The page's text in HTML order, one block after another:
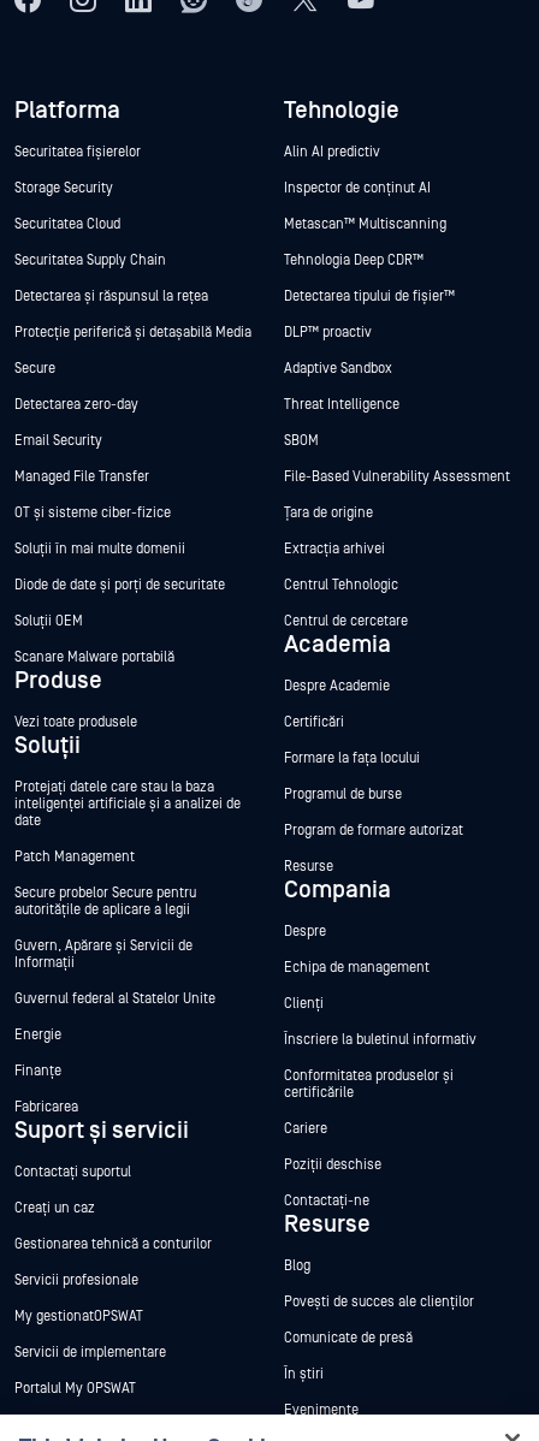
Platforma
Securitatea fișierelor
Storage Security
Securitatea Cloud
Securitatea Supply Chain
Detectarea și răspunsul la rețea
Protecție periferică și detașabilă Media
Secure
Detectarea zero-day
Email Security
Managed File Transfer
OT și sisteme ciber-fizice
Soluții în mai multe domenii
Diode de date și porți de securitate
Soluții OEM
Scanare Malware portabilă
Produse
Vezi toate produsele
Soluții
Protejați datele care stau la baza
inteligenței artificiale și a analizei de
date
Patch Management
Secure probelor Secure pentru
autoritățile de aplicare a legii
Guvern, Apărare și Servicii de
Informații
Guvernul federal al Statelor Unite
Energie
Finanțe
Fabricarea
Suport și servicii
Contactați suportul
Creați un caz
Gestionarea tehnică a conturilor
Servicii profesionale
My gestionatOPSWAT
Servicii de implementare
Portalul My OPSWAT
Tehnologie
Alin AI predictiv
Inspector de conținut AI
Metascan™ Multiscanning
Tehnologia Deep CDR™
Detectarea tipului de fișier™
DLP™ proactiv
Adaptive Sandbox
Threat Intelligence
SBOM
File-Based Vulnerability Assessment
Țara de origine
Extracția arhivei
Centrul Tehnologic
Centrul de cercetare
Academia
Despre Academie
Certificări
Formare la fața locului
Programul de burse
Program de formare autorizat
Resurse
Compania
Despre
Echipa de management
Clienți
Înscriere la buletinul informativ
Conformitatea produselor și
certificările
Cariere
Poziții deschise
Contactați-ne
Resurse
Blog
Povești de succes ale clienților
Comunicate de presă
În știri
Evenimente